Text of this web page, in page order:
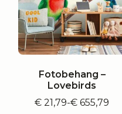
Fotobehang –
Lovebirds
€ 21,79-€ 655,79
Prijsklasse: